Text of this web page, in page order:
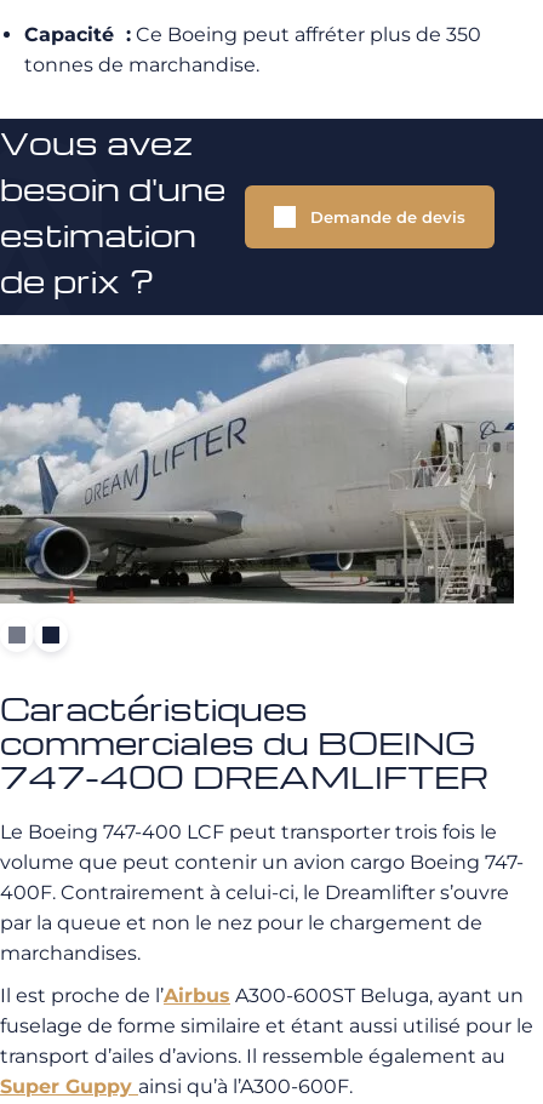
Capacité : Ce Boeing peut affréter plus de 350
tonnes de marchandise.
Vous avez
besoin d'une
estimation
de prix ?
Demande de devis
Caractéristiques
commerciales du BOEING
747-400 DREAMLIFTER
Le Boeing 747-400 LCF peut transporter trois fois le
volume que peut contenir un avion cargo Boeing 747-
400F. Contrairement à celui-ci, le Dreamlifter s’ouvre
par la queue et non le nez pour le chargement de
marchandises.
Il est proche de l’Airbus A300-600ST Beluga, ayant un
fuselage de forme similaire et étant aussi utilisé pour le
transport d’ailes d’avions. Il ressemble également au
Super Guppy ainsi qu’à l’A300-600F.